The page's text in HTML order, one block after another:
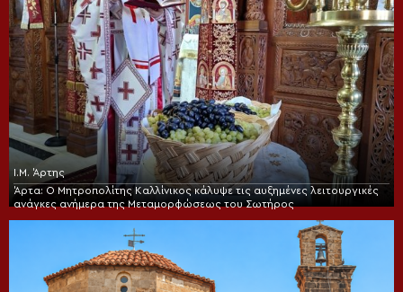
Ι.Μ. Άρτης
Άρτα: Ο Μητροπολίτης Καλλίνικος κάλυψε τις αυξημένες λειτουργικές
ανάγκες ανήμερα της Μεταμορφώσεως του Σωτήρος